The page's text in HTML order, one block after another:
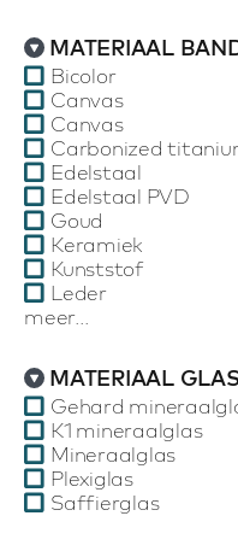
MATERIAAL
Bicolor
Canvas
Canvas
Carbonized
Edelstaal
Edelstaal PVD
Goud
Keramiek
Kunststof
Leder
meer...
MATERIAAL GLAS
Gehard
K1 mineraalglas
Mineraalglas
Plexiglas
Saffierglas